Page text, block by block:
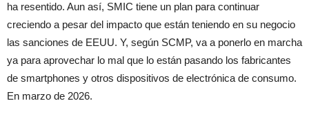
ha resentido. Aun así, SMIC tiene un plan para continuar
creciendo a pesar del impacto que están teniendo en su negocio
las sanciones de EEUU. Y, según SCMP, va a ponerlo en marcha
ya para aprovechar lo mal que lo están pasando los fabricantes
de smartphones y otros dispositivos de electrónica de consumo.
En marzo de 2026.